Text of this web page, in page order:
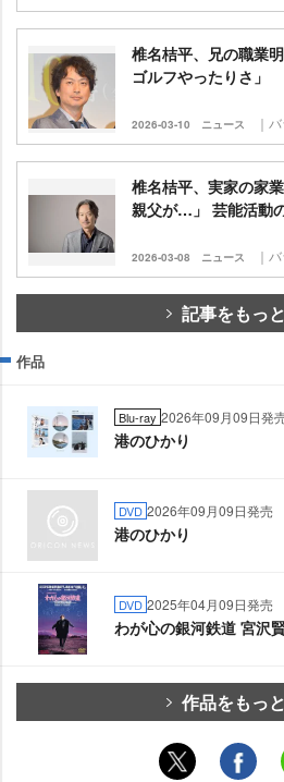
椎名桔平、兄の職業
ゴルフやったりさ」
2026-03-10 ニュース ｜
椎名桔平、実家の家
親父が…」 芸能活動
2026-03-08 ニュース ｜
記事をもっ
作品
Blu-ray 2026年09月09日発
港のひかり
DVD 2026年09月09日発売
港のひかり
DVD 2025年04月09日発売
わが心の銀河鉄道 宮沢
作品をもっ